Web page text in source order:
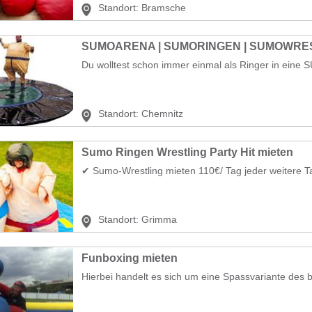
Standort: Bramsche
SUMOARENA | SUMORINGEN |
Du wolltest schon immer einmal als Ringer in eine
Standort: Chemnitz
Sumo Ringen Wrestling Party Hit mieten
✔ Sumo-Wrestling mieten 110€/ Tag jeder weitere
Standort: Grimma
Funboxing mieten
Hierbei handelt es sich um eine Spassvariante des